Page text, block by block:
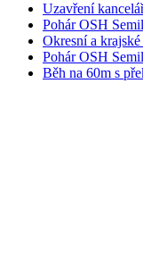
Uzavření
Pohár OSH
Okresní a
Pohár OSH
Běh na 60m s